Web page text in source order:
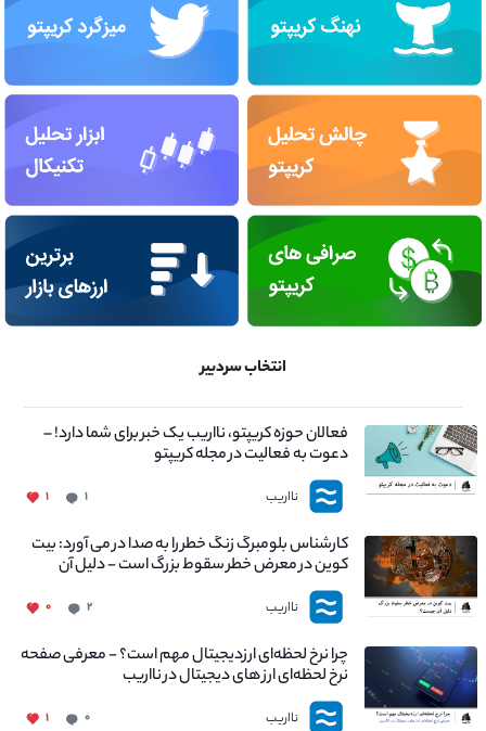
انتخاب سردبیر
فعالان حوزه کریپتو، نااریب یک خبر برای شما دارد! –
دعوت به فعالیت در مجله کریپتو
نااریب ۱ ۱
کارشناس بلومبرگ زنگ خطر را به صدا در می آورد: بیت
کوین در معرض خطر سقوط بزرگ است - دلیل آن
چیست؟
نااریب ۲ ۰
چرا نرخ لحظه‌ای ارزدیجیتال مهم است؟ - معرفی صفحه
نرخ لحظه‌ای ارز های دیجیتال در نااریب
نااریب ۰ ۱